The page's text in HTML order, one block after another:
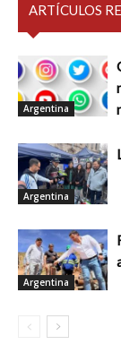
ARTÍCULOS
Argentina
Argentina
Argentina